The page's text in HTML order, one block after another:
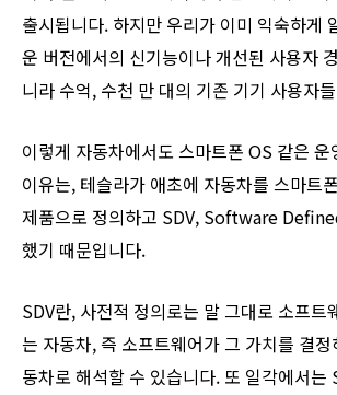
출시됩니다. 하지만 우리가 이미 익숙하게
운 버전에서의 신기능이나 개선된 사용자
니라 수억, 수천 만 대의 기존 기기 사용자
이렇게 자동차에서도 스마트폰 OS 같은
이유는, 테슬라가 애초에 자동차를 스마트
제품으로 정의하고 SDV, Software
했기 때문입니다.
SDV란, 사전적 정의로는 말 그대로 소프트
는 자동차, 즉 소프트웨어가 그 가치를 결
동차로 해석할 수 있습니다. 또 일각에서는